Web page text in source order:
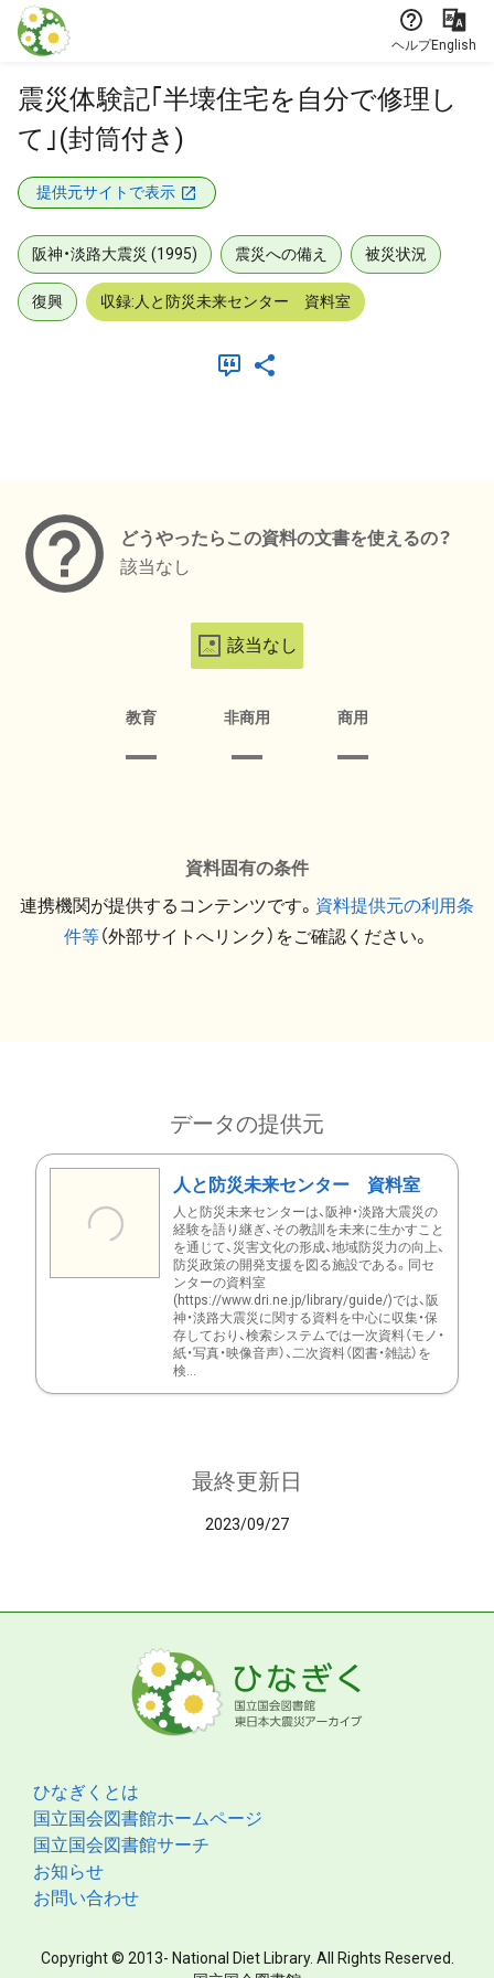
本文に飛ぶ
ヘルプEnglish
震災体験記｢半壊住宅を自分で修理し
て｣(封筒付き)
提供元サイトで表示
阪神・淡路大震災 (1995) 震災への備え 被災状況
復興 収録:人と防災未来センター 資料室
どうやったらこの資料の文書を使えるの？
該当なし
該当なし
教育 非商用 商用
資料固有の条件
連携機関が提供するコンテンツです。 資料提供元の利用条
件等（外部サイトへリンク）をご確認ください。
データの提供元
人と防災未来センター 資料室
人と防災未来センターは、阪神・淡路大震災の
経験を語り継ぎ、その教訓を未来に生かすこと
を通じて、災害文化の形成、地域防災力の向上、
防災政策の開発支援を図る施設である。同セ
ンターの資料室
(https://www.dri.ne.jp/library/guide/)では、阪
神・淡路大震災に関する資料を中心に収集・保
存しており、検索システムでは一次資料（モノ・
紙・写真・映像音声）、二次資料（図書・雑誌）を
検...
最終更新日
2023/09/27
ひなぎくとは
国立国会図書館ホームページ
国立国会図書館サーチ
お知らせ
お問い合わせ
Copyright © 2013- National Diet Library. All Rights Reserved.